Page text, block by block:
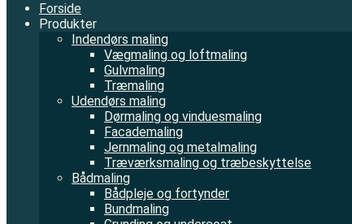
Forside
Produkter
Indendørs maling
Vægmaling og loftmaling
Gulvmaling
Træmaling
Udendørs maling
Dørmaling og vinduesmaling
Facademaling
Jernmaling og metalmaling
Træværksmaling og træbeskyttelse
Bådmaling
Bådpleje og fortynder
Bundmaling